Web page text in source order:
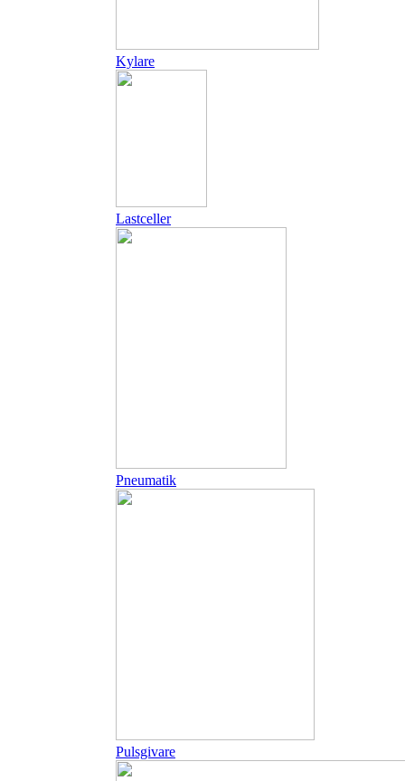
Kylare
Lastceller
Pneumatik
Pulsgivare